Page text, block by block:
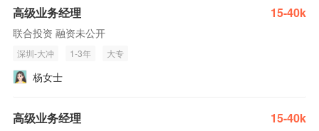
高级业务经理 15-40k
联合投资 融资未公开
深圳-大冲 1-3年 大专
杨女士
高级业务经理 15-40k